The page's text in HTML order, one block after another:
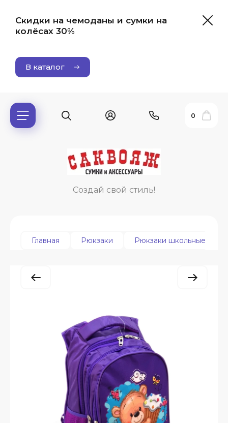
Скидки на чемоданы и сумки на
колёсах 30%
В каталог
0
Создай свой стиль!
Главная Рюкзаки Рюкзаки школьные